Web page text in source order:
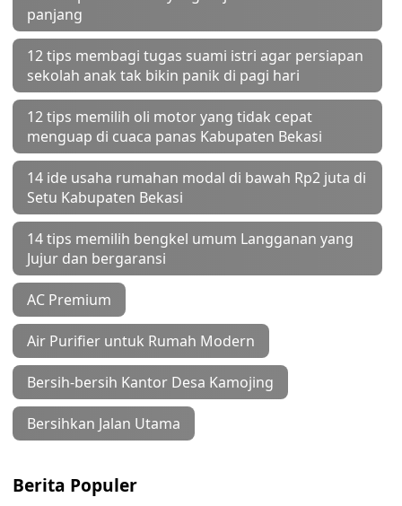
panjang
12 tips membagi tugas suami istri agar persiapan
sekolah anak tak bikin panik di pagi hari
12 tips memilih oli motor yang tidak cepat
menguap di cuaca panas Kabupaten Bekasi
14 ide usaha rumahan modal di bawah Rp2 juta di
Setu Kabupaten Bekasi
14 tips memilih bengkel umum Langganan yang
Jujur dan bergaransi
AC Premium
Air Purifier untuk Rumah Modern
Bersih-bersih Kantor Desa Kamojing
Bersihkan Jalan Utama
Berita Populer